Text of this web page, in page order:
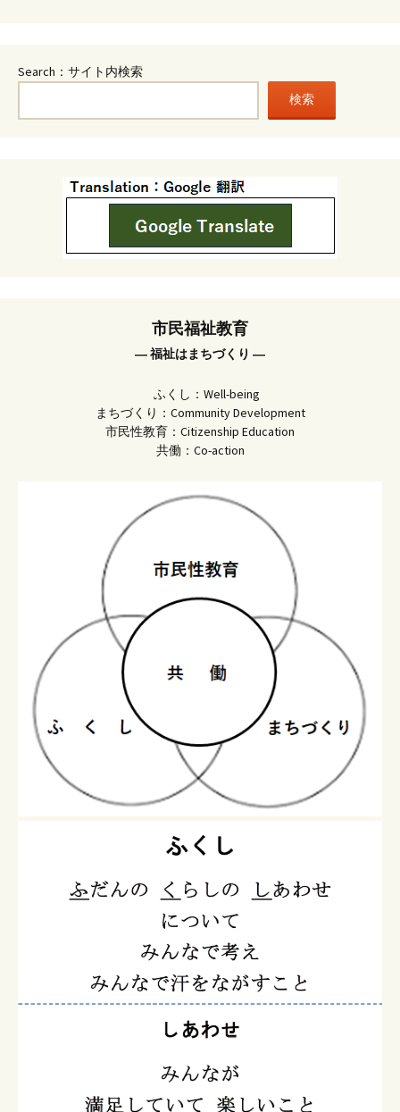
Search：サイト内検索
検索
市民福祉教育
― 福祉はまちづくり ―
ふくし：Well-being
まちづくり：Community Development
市民性教育：Citizenship Education
共働：Co-action